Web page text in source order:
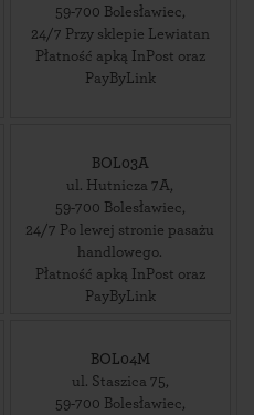
59-700 Bolesławiec,
24/7 Przy sklepie Lewiatan
Płatność apką InPost oraz
PayByLink
BOL03A
ul. Hutnicza 7A,
59-700 Bolesławiec,
24/7 Po lewej stronie pasażu
handlowego.
Płatność apką InPost oraz
PayByLink
BOL04M
ul. Staszica 75,
59-700 Bolesławiec,